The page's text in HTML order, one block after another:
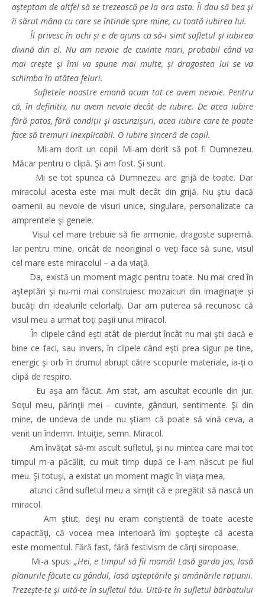
aşteptam de altfel să se trezească pe la ora asta. Îi dau să bea şi
îi sărut mâna cu care se întinde spre mine, cu toată iubirea lui.
Îl privesc în ochi şi e de ajuns ca să-i simt sufletul şi iubirea
divină din el. Nu am nevoie de cuvinte mari, probabil când va
mai creşte şi îmi va spune mai multe, şi dragostea lui se va
schimba în atâtea feluri.
Sufletele noastre emană acum tot ce avem nevoie. Pentru
că, în definitiv, nu avem nevoie decât de iubire. De acea iubire
fără patos, fără condiții şi ascunzişuri, acea iubire care te poate
face să tremuri inexplicabil. O iubire sinceră de copil.
Mi-am dorit un copil. Mi-am dorit să pot fi Dumnezeu.
Măcar pentru o clipă. Şi am fost. Şi sunt.
Mi se tot spunea că Dumnezeu are grijă de toate. Dar
miracolul acesta este mai mult decât din grijă. Nu ştiu dacă
oamenii au nevoie de visuri unice, singulare, personalizate ca
amprentele şi genele.
Visul cel mare trebuie să fie armonie, dragoste supremă.
Iar pentru mine, oricât de neoriginal o veţi face să sune, visul
cel mare este miracolul – a da viaţă.
Da, există un moment magic pentru toate. Nu mai cred în
aşteptări şi nu-mi mai construiesc mozaicuri din imaginaţie şi
bucăţi din idealurile celorlalţi. Dar am puterea să recunosc că
visul meu a urmat toţi paşii unui miracol.
În clipele când eşti atât de pierdut încât nu mai ştii dacă e
bine ce faci, sau invers, în clipele când eşti prea sigur pe tine,
energic şi orb în drumul abrupt către scopurile materiale, ia-ţi o
clipă de respiro.
Eu aşa am făcut. Am stat, am ascultat ecourile din jur.
Soţul meu, părinţii mei – cuvinte, gânduri, sentimente. Şi din
mine, de undeva de unde nu ştiam că poate să vină ceva, a
venit un îndemn. Intuiţie, semn. Miracol.
Am învăţat să-mi ascult sufletul, şi nu mintea care mai tot
timpul m-a păcălit, cu mult timp după ce l-am născut pe fiul
meu. Şi totuşi, a existat un moment magic în viaţa mea,
atunci când sufletul meu a simţit că e pregătit să nască un
miracol.
Am ştiut, deşi nu eram conştientă de toate aceste
capacităţi, că vocea mea interioară îmi şopteşte că acesta
este momentul. Fără fast, fără festivism de cărţi siropoase.
Mi-a spus: „Hei, e timpul să fii mamă! Lasă garda jos, lasă
planurile făcute cu gândul, lasă aşteptările şi amânările rațiunii.
Trezeşte-te şi uită-te în sufletul tău. Uită-te în sufletul bărbatului